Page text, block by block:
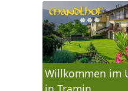
Willkommen im